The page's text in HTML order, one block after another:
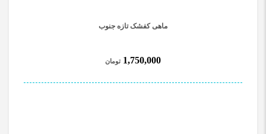
ماهی کفشک تازه جنوب
1,750,000 تومان